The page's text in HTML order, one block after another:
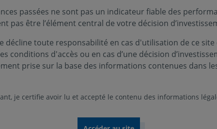
à nouveau au 4ème trimestre
en Zone euro est en hausse de 1,5% en
de manière positive, à +0,1% contre -0,1% initialement.
positive de l’investissement sur le dernier
passées ne sont pas un indicateur fiable des
pas être l’élément central de votre décision
décline toute responsabilité en cas d'utilisation de ce
conditions d'accès ou en cas d’une décision
prise sur la base des informations contenues dans
je certifie avoir lu et accepté le contenu des informations